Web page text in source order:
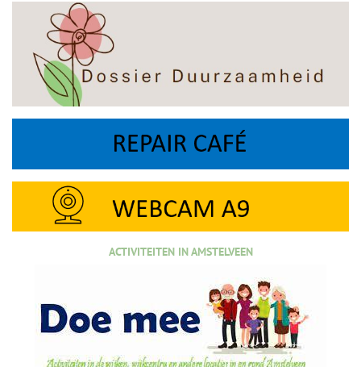
ACTIVITEITEN IN AMSTELVEEN